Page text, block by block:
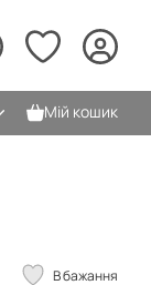
Мій кошик
В бажання